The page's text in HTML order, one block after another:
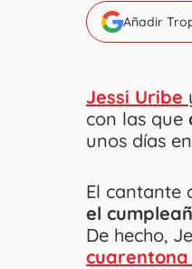
Añadir
Jessi Uribe
con las que
unos días
El cantante
el
De hecho,
cuarentona